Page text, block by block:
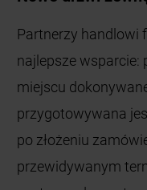
po złożeniu
przewidywanym
zostaną
przypadku
nowe drzwi
trwa to parę godzin.